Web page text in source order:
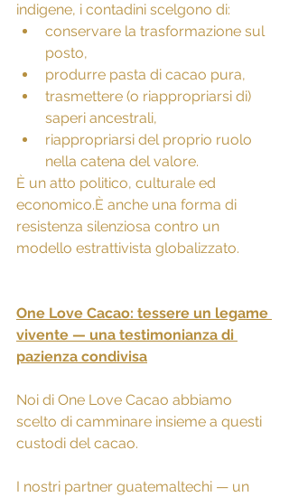
indigene, i contadini scelgono di:
conservare la trasformazione sul
posto,
produrre pasta di cacao pura,
trasmettere (o riappropriarsi di)
saperi ancestrali,
riappropriarsi del proprio ruolo
nella catena del valore.
È un atto politico, culturale ed
economico.È anche una forma di
resistenza silenziosa contro un
modello estrattivista globalizzato.
One Love Cacao: tessere un legame
vivente — una testimonianza di
pazienza condivisa
Noi di One Love Cacao abbiamo
scelto di camminare insieme a questi
custodi del cacao.
I nostri partner guatemaltechi — un